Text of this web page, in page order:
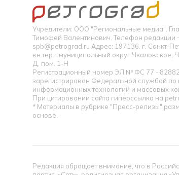
Учредители: ООО "Региональные медиа".
Тимофей Валентинович. Телефон редакции
spb@petrograd.ru Адрес: 197136, г. Санкт-
вн.тер.г.муниципальный округ Чкаловское,
Д, пом. 1-Н
Регистрационный номер ЭЛ № ФС 77 -
зарегистрирован Федеральной службой по
информационных технологий и массовых
При цитировании сайта гиперссылка на
* Материалы в рубрике "Пресс-релизы"
основе.
Редакция обращает внимание, что в